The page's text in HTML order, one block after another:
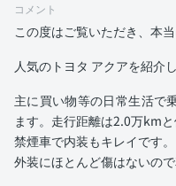
コメント
この度はご覧いただき、本
人気のトヨタ アクアを紹介し
主に買い物等の日常生活で
ます。走行距離は2.0万km
禁煙車で内装もキレイです。
外装にほとんど傷はないの